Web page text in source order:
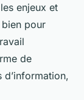
enjeux et
pour
de
d’information,